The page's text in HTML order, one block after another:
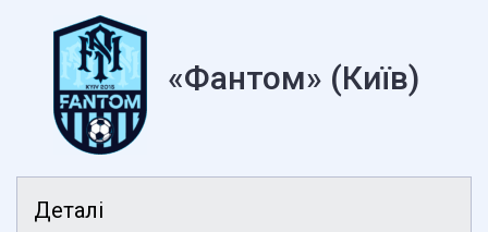
«Фантом» (Київ)
Деталі